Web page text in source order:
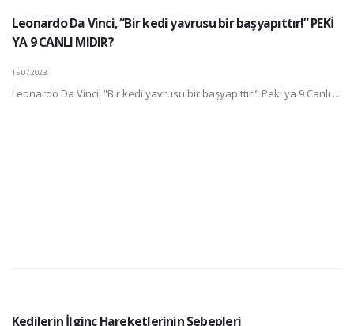
Leonardo Da Vinci, “Bir kedi yavrusu bir başyapıttır!” PEKİ
YA 9 CANLI MIDIR?
15.07.2023
Leonardo Da Vinci, “Bir kedi yavrusu bir başyapıttır!” Peki ya 9 Canlı ...
Kedilerin İlginç Hareketlerinin Sebepleri